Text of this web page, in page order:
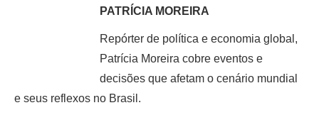
PATRÍCIA MOREIRA
Repórter de política e economia global,
Patrícia Moreira cobre eventos e
decisões que afetam o cenário mundial
e seus reflexos no Brasil.